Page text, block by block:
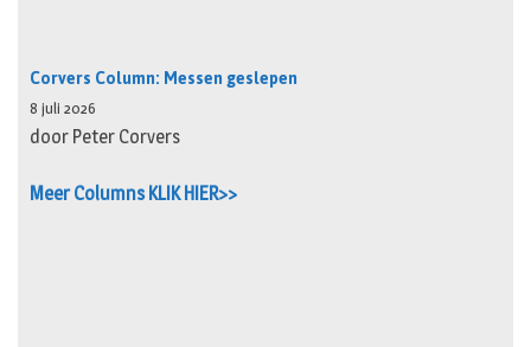
Corvers Column: Messen geslepen
8 juli 2026
door Peter Corvers
Meer Columns KLIK HIER>>